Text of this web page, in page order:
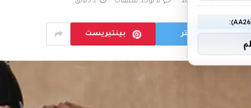
تويتر بينتيريست